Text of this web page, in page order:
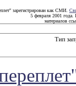
зарегистрирован как СМИ.
5 февраля 2001 года.
материалов
Тип